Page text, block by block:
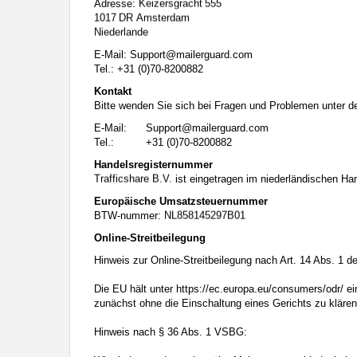
Sprechen Sie Ihre minderjährigen Kinder auf den Besuch
Interesse Ihres Kindes beurteilen und sich obiger Tips bedienen.
Sprechen Sie mit Ihren Kindern. Vermitteln Sie Ihren
Menschen im Internet ihre wahre Identität verbergen und mit
Minderjährigen, die sie im Netz getroffen haben, verabreden
Diese Website wird durch reCAPTCHA geschützt und es gelten die
Auf die Nutzung dieser Website finden dieAllgemeinen
Datenschutzerklärungein. Wenn Sie sich auf der Website
Adresse:
E-Mail: moc.draugreliam@troppuS
Tel.: +31 (0)70-8200882
Kontakt
Bitte wenden Sie sich bei Fragen und Problemen unter
E-Mail: moc.draugreliam@troppuS
Tel.: +31 (0)70-8200882
Handelsregisternummer
ist eingetragen im niederländischen
Europäische Umsatzsteuernummer
BTW-nummer:
Online-Streitbeilegung
Hinweis zur Online-Streitbeilegung nach Art. 14 Abs. 1
Die EU hält unter https://ec.europa.eu/consumers/odr/
zunächst ohne die Einschaltung eines Gerichts zu
Hinweis nach § 36 Abs. 1 VSBG: